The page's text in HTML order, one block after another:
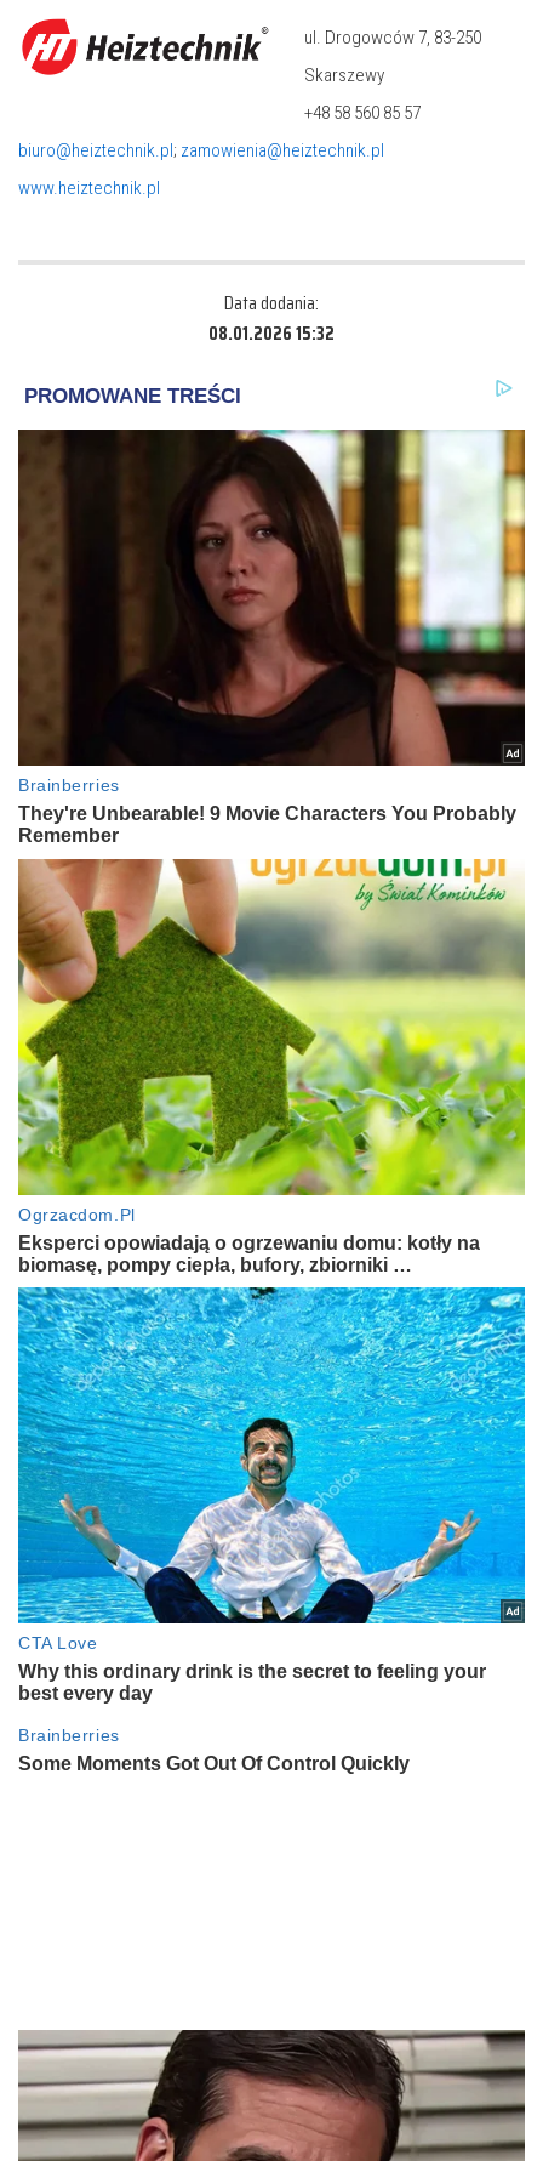
ul. Drogowców 7, 83-250
Skarszewy
+48 58 560 85 57
biuro@heiztechnik.pl; zamowienia@heiztechnik.pl
www.heiztechnik.pl
Data dodania:
08.01.2026 15:32